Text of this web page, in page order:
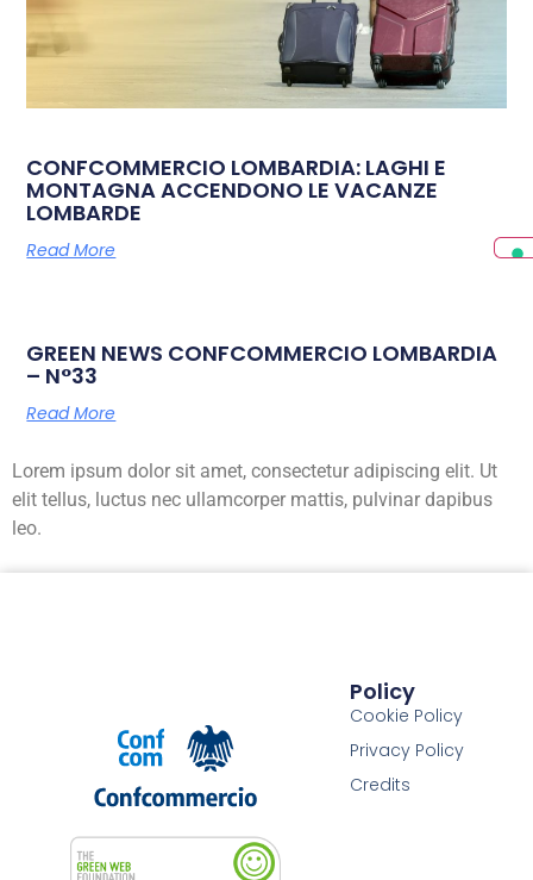
CONFCOMMERCIO LOMBARDIA: LAGHI E
MONTAGNA ACCENDONO LE VACANZE
LOMBARDE
Read More
GREEN NEWS CONFCOMMERCIO LOMBARDIA
– N°33
Read More
Lorem ipsum dolor sit amet, consectetur adipiscing elit. Ut
elit tellus, luctus nec ullamcorper mattis, pulvinar dapibus
leo.
Policy
Cookie Policy
Privacy Policy
Credits